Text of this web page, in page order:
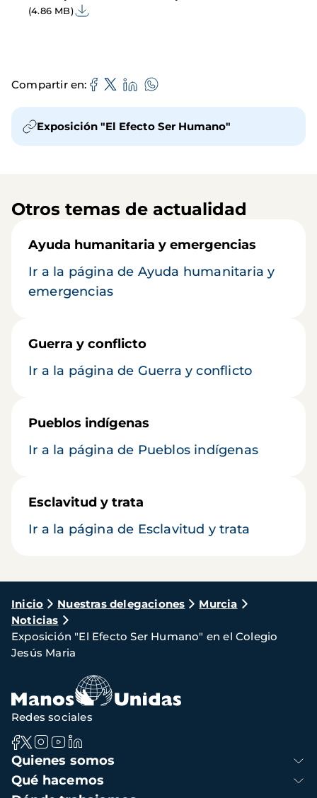
(4.86 MB)
Compartir en
Exposición "El Efecto Ser Humano"
Otros temas de actualidad
Ayuda humanitaria y emergencias
Ir a la página de Ayuda humanitaria y
emergencias
Guerra y conflicto
Ir a la página de Guerra y conflicto
Pueblos indígenas
Ir a la página de Pueblos indígenas
Esclavitud y trata
Ir a la página de Esclavitud y trata
Ruta
de
navegación
Inicio Nuestras delegaciones
Murcia
Noticias
Exposición "El Efecto Ser Humano" en el Colegio
Jesús Maria
Navegación
principal
Quienes somos
Qué hacemos
Redes sociales